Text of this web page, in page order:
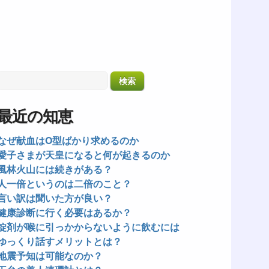
近の知恵
ぜ献血はO型ばかり求めるのか
子さまが天皇になると何が起きるのか
林火山には続きがある？
一倍というのは二倍のこと？
い訳は聞いた方が良い？
康診断に行く必要はあるか？
剤が喉に引っかからないように飲むには
っくり話すメリットとは？
震予知は可能なのか？